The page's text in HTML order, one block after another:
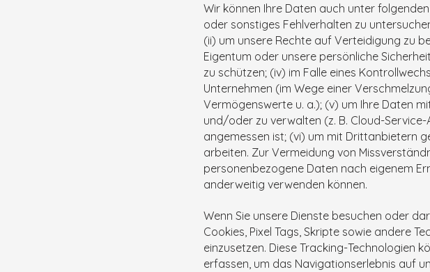
Wir können Ihre Daten auch unter
oder sonstiges Fehlverhalten zu
(ii) um unsere Rechte auf Verteidigung zu
Eigentum oder unsere persönliche
zu schützen; (iv) im Falle eines
Unternehmen (im Wege einer
Vermögenswerte u. a.); (v) um Ihre Daten
und/oder zu verwalten (z. B. Cloud-
angemessen ist; (vi) um mit Drittanbietern
arbeiten. Zur Vermeidung von
personenbezogene Daten nach eigenem
anderweitig verwenden können.
Wenn Sie unsere Dienste besuchen oder
Cookies, Pixel Tags, Skripte sowie andere
einzusetzen. Diese Tracking-Technologien
erfassen, um das Navigationserlebnis auf